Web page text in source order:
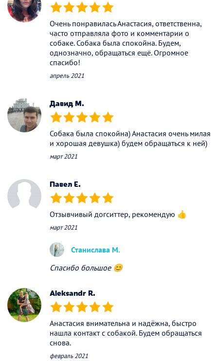
(*) (*) (*) (*) (*)
Очень понравилась Анастасия, ответственна,
часто отправляла фото и комментарии о
собаке. Собака была спокойна. Будем,
однозначно, обращаться ещё. Огромное
спасибо!
апрель 2021
Давид М.
(*) (*) (*) (*) (*)
Собака была спокойна) Анастасия очень милая
и хорошая девушка) будем обращаться к ней)
март 2021
Павел Е.
(*) (*) (*) (*) (*)
Отзывчивый догситтер, рекомендую 👍
март 2021
Станислава М.
Спасибо большое 😊
Aleksandr R.
(*) (*) (*) (*) (*)
Анастасия внимательна и надёжна, быстро
нашла контакт с собакой. Будем обращаться
снова.
февраль 2021